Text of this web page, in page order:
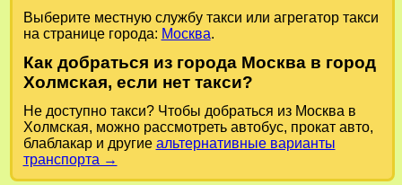
Выберите местную службу такси или агрегатор такси
на странице города: Москва.
Как добраться из города Москва в город
Холмская, если нет такси?
Не доступно такси? Чтобы добраться из Москва в
Холмская, можно рассмотреть автобус, прокат авто,
блаблакар и другие альтернативные варианты
транспорта →